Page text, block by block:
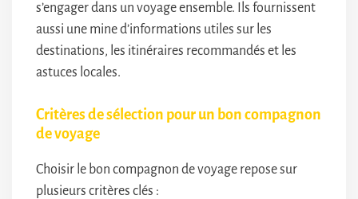
s’engager dans un voyage ensemble. Ils fournissent
aussi une mine d’informations utiles sur les
destinations, les itinéraires recommandés et les
astuces locales.
Critères de sélection pour un bon compagnon
de voyage
Choisir le bon compagnon de voyage repose sur
plusieurs critères clés :